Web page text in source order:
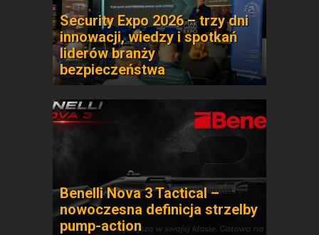
Security Expo 2026 – trzy dni
innowacji, wiedzy i spotkań
liderów branży
bezpieczeństwa
Benelli Nova 3 Tactical –
nowoczesna definicja strzelby
pump-action